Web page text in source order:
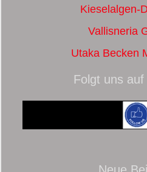
Kieselalgen-
Vallisneria
Utaka Becken
Folgt uns